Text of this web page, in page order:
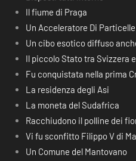
Il fiume di Praga
Un Acceleratore Di Particelle
Un cibo esotico diffuso
Il piccolo Stato tra Svizzera
Fu conquistata nella prima
La residenza degli Asi
La moneta del Sudafrica
Racchiudono il polline dei
Vi fu sconfitto Filippo V di
Un Comune del Mantovano